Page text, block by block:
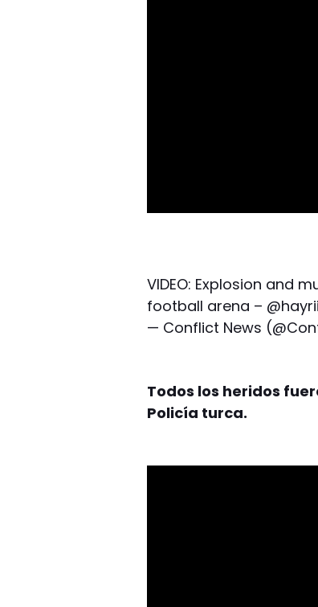
VIDEO: Explosion and
football arena –
— Conflict News
Todos los heridos
Policía turca.